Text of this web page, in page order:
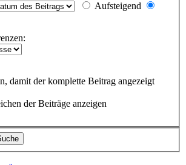
Aufsteigend
damit der komplette Beitrag angezeigt
der Beiträge anzeigen